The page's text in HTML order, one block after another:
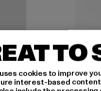
11,99
TO
cookies to improve
interest-based